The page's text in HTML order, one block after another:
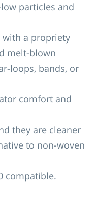
particles and
with a propriety
melt-blown
loops, bands, or
comfort and
they are cleaner
to non-woven
compatible.